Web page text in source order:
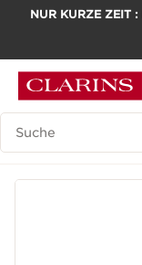
NUR KURZE ZEIT :
Legende suchen